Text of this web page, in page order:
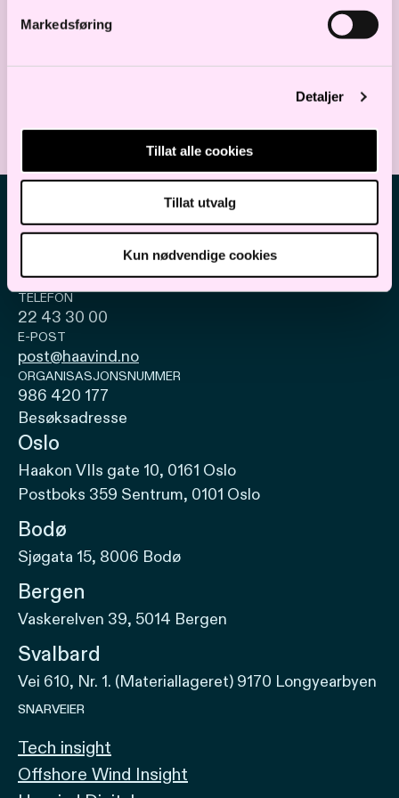
Markedsføring
Detaljer
Tillat alle cookies
Tillat utvalg
Kun nødvendige cookies
SKATT OG AVGIFT
TELEFON
22 43 30 00
E-POST
post@haavind.no
ORGANISASJONSNUMMER
986 420 177
Besøksadresse
Oslo
Haakon VIIs gate 10, 0161 Oslo
Postboks 359 Sentrum, 0101 Oslo
Bodø
Sjøgata 15, 8006 Bodø
Bergen
Vaskerelven 39, 5014 Bergen
Svalbard
Vei 610, Nr. 1. (Materiallageret) 9170 Longyearbyen
SNARVEIER
Tech insight
Offshore Wind Insight